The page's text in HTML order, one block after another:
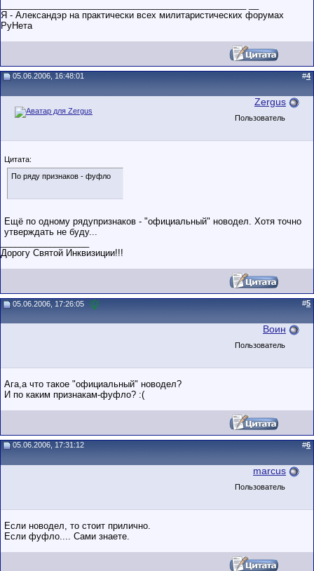
Я - Александэр на практически всех милитаристических форумах
РуНета
05.06.2006, 16:48:01 #4
Zergus
Пользователь
Цитата:
По ряду признаков - фуфло
Ещё по одному рядупризнаков - "официальный" новодел. Хотя точно
утверждать не буду...
Дорогу Святой Инквизиции!!!
05.06.2006, 17:26:05 #5
Воин
Пользователь
Ага,а что такое "официальный" новодел?
И по каким признакам-фуфло? :(
05.06.2006, 17:31:12 #6
marcus
Пользователь
Если новодел, то стоит прилично.
Если фуфло.... Сами знаете.